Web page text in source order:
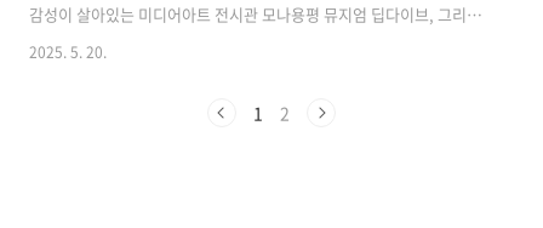
감성이 살아있는 미디어아트 전시관 모나용평 뮤지엄 딥다이브, 그리고
힐링의 대표 명소 월정사 전나무숲길까지. 평창은 가족, 연인, 친구 누구
몸으로 느끼며 액티비티와 감성을 모두 누릴 수 있는 평창의 대표 명소 4
2025. 5. 20.
1 2